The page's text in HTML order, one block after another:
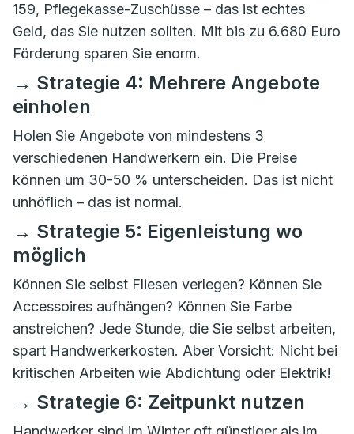
159, Pflegekasse-Zuschüsse – das ist echtes
Geld, das Sie nutzen sollten. Mit bis zu 6.680 Euro
Förderung sparen Sie enorm.
→ Strategie 4: Mehrere Angebote
einholen
Holen Sie Angebote von mindestens 3
verschiedenen Handwerkern ein. Die Preise
können um 30-50 % unterscheiden. Das ist nicht
unhöflich – das ist normal.
→ Strategie 5: Eigenleistung wo
möglich
Können Sie selbst Fliesen verlegen? Können Sie
Accessoires aufhängen? Können Sie Farbe
anstreichen? Jede Stunde, die Sie selbst arbeiten,
spart Handwerkerkosten. Aber Vorsicht: Nicht bei
kritischen Arbeiten wie Abdichtung oder Elektrik!
→ Strategie 6: Zeitpunkt nutzen